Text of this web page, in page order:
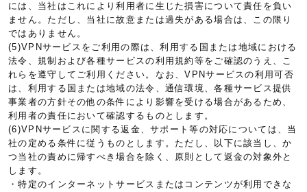
には、当社はこれにより利用者に生じた損害について責任を負い
ません。ただし、当社に故意または過失がある場合は、この限り
ではありません。
(5)VPNサービスをご利用の際は、利用する国または地域における
法令、規制および各種サービスの利用規約等をご確認のうえ、こ
れらを遵守してご利用ください。なお、VPNサービスの利用可否
は、利用する国または地域の法令、通信環境、各種サービス提供
事業者の方針その他の条件により影響を受ける場合があるため、
利用者の責任において確認するものとします。
(6)VPNサービスに関する返金、サポート等の対応については、当
社の定める条件に従うものとします。ただし、以下に該当し、か
つ当社の責めに帰すべき場合を除く、原則として返金の対象外と
します。
・特定のインターネットサービスまたはコンテンツが利用できな